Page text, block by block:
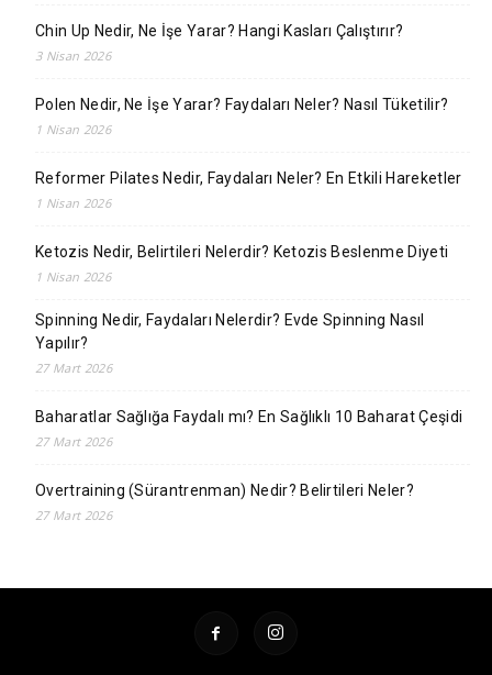
Chin Up Nedir, Ne İşe Yarar? Hangi Kasları Çalıştırır?
3 Nisan 2026
Polen Nedir, Ne İşe Yarar? Faydaları Neler? Nasıl Tüketilir?
1 Nisan 2026
Reformer Pilates Nedir, Faydaları Neler? En Etkili Hareketler
1 Nisan 2026
Ketozis Nedir, Belirtileri Nelerdir? Ketozis Beslenme Diyeti
1 Nisan 2026
Spinning Nedir, Faydaları Nelerdir? Evde Spinning Nasıl
Yapılır?
27 Mart 2026
Baharatlar Sağlığa Faydalı mı? En Sağlıklı 10 Baharat Çeşidi
27 Mart 2026
Overtraining (Sürantrenman) Nedir? Belirtileri Neler?
27 Mart 2026